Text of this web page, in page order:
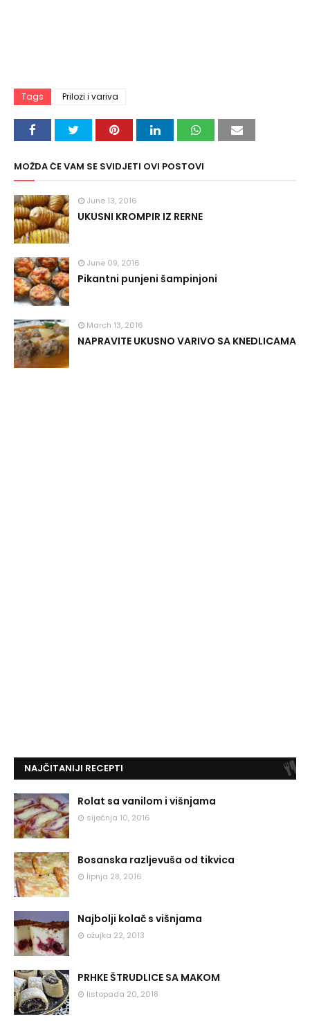
Tags Prilozi i variva
MOŽDA ĆE VAM SE SVIDJETI OVI POSTOVI
June 13, 2016
UKUSNI KROMPIR IZ RERNE
June 09, 2016
Pikantni punjeni šampinjoni
March 13, 2016
NAPRAVITE UKUSNO VARIVO SA KNEDLICAMA
NAJČITANIJI RECEPTI
Rolat sa vanilom i višnjama
siječnja 10, 2016
Bosanska razljevuša od tikvica
lipnja 28, 2016
Najbolji kolač s višnjama
ožujka 22, 2013
PRHKE ŠTRUDLICE SA MAKOM
listopada 20, 2018